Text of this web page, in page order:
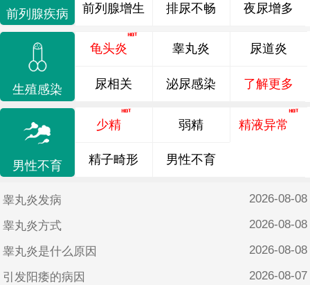
前列腺疾病 前列腺增生 排尿不畅 夜尿增多
生殖感染
龟头炎 睾丸炎 尿道炎
尿相关 泌尿感染 了解更多
男性不育
少精 弱精 精液异常
精子畸形 男性不育
睾丸炎发病 2026-08-08
睾丸炎方式 2026-08-08
睾丸炎是什么原因 2026-08-08
引发阳痿的病因 2026-08-07